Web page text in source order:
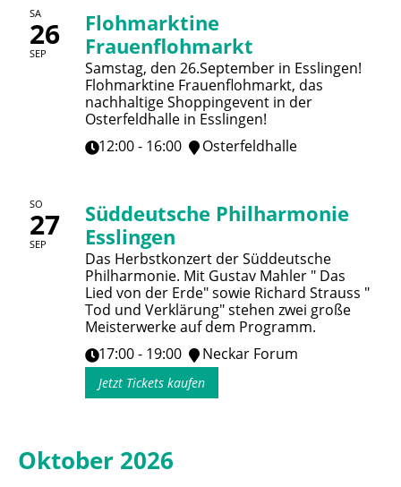
SA
26
SEP
Flohmarktine
Frauenflohmarkt
Samstag, den 26.September in Esslingen!
Flohmarktine Frauenflohmarkt, das
nachhaltige Shoppingevent in der
Osterfeldhalle in Esslingen!
12:00 - 16:00
Osterfeldhalle
SO
27
SEP
Süddeutsche Philharmonie
Esslingen
Das Herbstkonzert der Süddeutsche
Philharmonie. Mit Gustav Mahler " Das
Lied von der Erde" sowie Richard Strauss "
Tod und Verklärung" stehen zwei große
Meisterwerke auf dem Programm.
17:00 - 19:00
Neckar Forum
Jetzt Tickets kaufen
Oktober 2026